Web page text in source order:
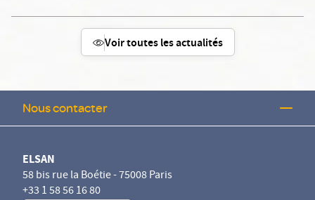
Voir toutes les actualités
Nous contacter
ELSAN
58 bis rue la Boétie - 75008 Paris
+33 1 58 56 16 80